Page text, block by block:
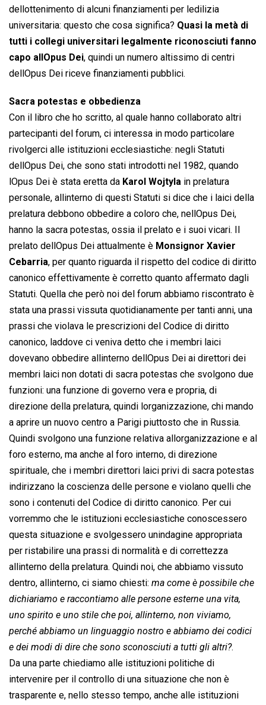
dellottenimento di alcuni finanziamenti per ledilizia
universitaria: questo che cosa significa? Quasi la metà di
tutti i collegi universitari legalmente riconosciuti fanno
capo allOpus Dei, quindi un numero altissimo di centri
dellOpus Dei riceve finanziamenti pubblici.
Sacra potestas e obbedienza
Con il libro che ho scritto, al quale hanno collaborato altri
partecipanti del forum, ci interessa in modo particolare
rivolgerci alle istituzioni ecclesiastiche: negli Statuti
dellOpus Dei, che sono stati introdotti nel 1982, quando
lOpus Dei è stata eretta da Karol Wojtyla in prelatura
personale, allinterno di questi Statuti si dice che i laici della
prelatura debbono obbedire a coloro che, nellOpus Dei,
hanno la sacra potestas, ossia il prelato e i suoi vicari. Il
prelato dellOpus Dei attualmente è Monsignor Xavier
Cebarria, per quanto riguarda il rispetto del codice di diritto
canonico effettivamente è corretto quanto affermato dagli
Statuti. Quella che però noi del forum abbiamo riscontrato è
stata una prassi vissuta quotidianamente per tanti anni, una
prassi che violava le prescrizioni del Codice di diritto
canonico, laddove ci veniva detto che i membri laici
dovevano obbedire allinterno dellOpus Dei ai direttori dei
membri laici non dotati di sacra potestas che svolgono due
funzioni: una funzione di governo vera e propria, di
direzione della prelatura, quindi lorganizzazione, chi mando
a aprire un nuovo centro a Parigi piuttosto che in Russia.
Quindi svolgono una funzione relativa allorganizzazione e al
foro esterno, ma anche al foro interno, di direzione
spirituale, che i membri direttori laici privi di sacra potestas
indirizzano la coscienza delle persone e violano quelli che
sono i contenuti del Codice di diritto canonico. Per cui
vorremmo che le istituzioni ecclesiastiche conoscessero
questa situazione e svolgessero unindagine appropriata
per ristabilire una prassi di normalità e di correttezza
allinterno della prelatura. Quindi noi, che abbiamo vissuto
dentro, allinterno, ci siamo chiesti:  ma come è possibile che
dichiariamo e raccontiamo alle persone esterne una vita,
uno spirito e uno stile che poi, allinterno, non viviamo,
perché abbiamo un linguaggio nostro e abbiamo dei codici
e dei modi di dire che sono sconosciuti a tutti gli altri?.
Da una parte chiediamo alle istituzioni politiche di
intervenire per il controllo di una situazione che non è
trasparente e, nello stesso tempo, anche alle istituzioni